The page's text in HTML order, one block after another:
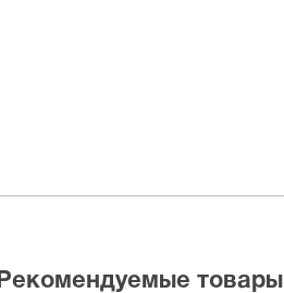
Рекомендуемые товары